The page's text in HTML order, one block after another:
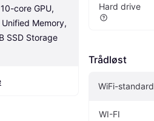
core GPU,
Unified Memory,
SSD Storage
Hard drive
Trådløst
WiFi-standard
WI-FI